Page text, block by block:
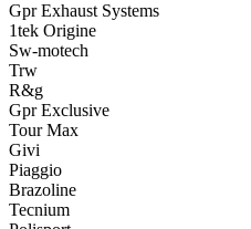
Gpr Exhaust Systems
1tek Origine
Sw-motech
Trw
R&g
Gpr Exclusive
Tour Max
Givi
Piaggio
Brazoline
Tecnium